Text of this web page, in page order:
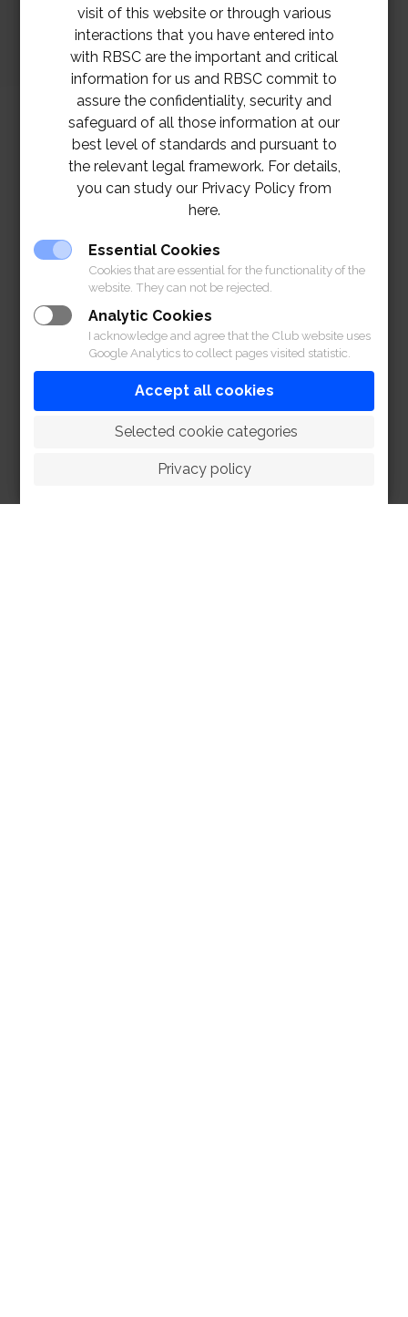
visit of this website or through various
interactions that you have entered into
with RBSC are the important and critical
information for us and RBSC commit to
assure the confidentiality, security and
safeguard of all those information at our
best level of standards and pursuant to
the relevant legal framework. For details,
you can study our Privacy Policy from
here.
Essential Cookies
Cookies that are essential for the functionality of the
website. They can not be rejected.
Analytic Cookies
I acknowledge and agree that the Club website uses
Google Analytics to collect pages visited statistic.
Accept all cookies
Selected cookie categories
Privacy policy